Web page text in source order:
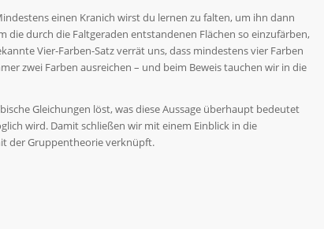
einen Kranich wirst du lernen zu falten, um ihn dann
durch die Faltgeraden entstandenen Flächen so einzufärben,
Vier-Farben-Satz verrät uns, dass mindestens vier Farben
zwei Farben ausreichen – und beim Beweis tauchen wir in die
Gleichungen löst, was diese Aussage überhaupt bedeutet
wird. Damit schließen wir mit einem Einblick in die
der Gruppentheorie verknüpft.